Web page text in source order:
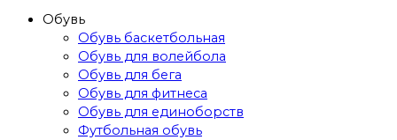
Обувь
Обувь баскетбольная
Обувь для волейбола
Обувь для бега
Обувь для фитнеса
Обувь для единоборств
Футбольная обувь